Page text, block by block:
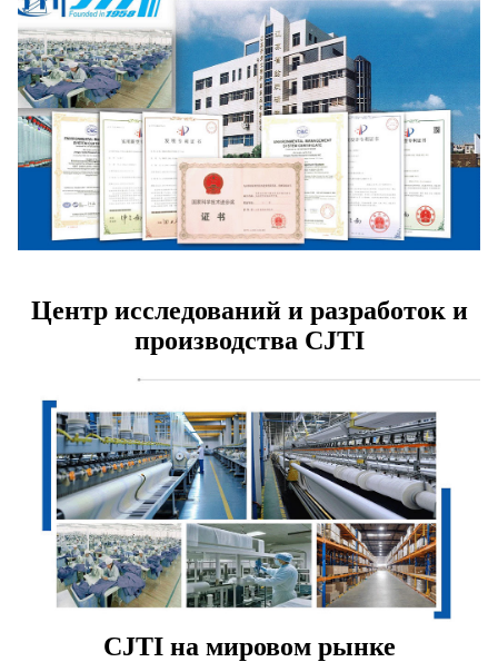
Центр исследований и разработок и
производства CJTI
CJTI на мировом рынке